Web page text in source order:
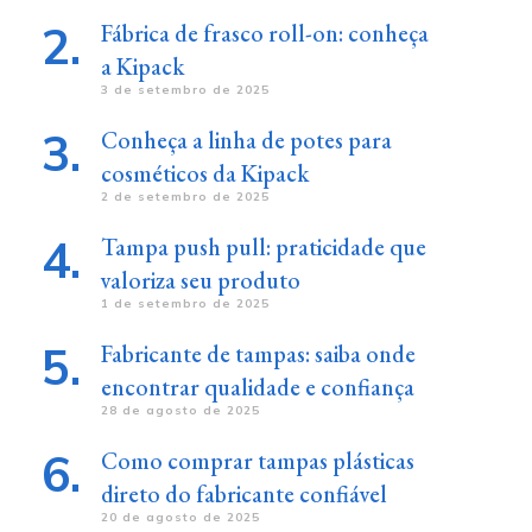
Fábrica de frasco roll-on: conheça
a Kipack
3 de setembro de 2025
Conheça a linha de potes para
cosméticos da Kipack
2 de setembro de 2025
Tampa push pull: praticidade que
valoriza seu produto
1 de setembro de 2025
Fabricante de tampas: saiba onde
encontrar qualidade e confiança
28 de agosto de 2025
Como comprar tampas plásticas
direto do fabricante confiável
20 de agosto de 2025